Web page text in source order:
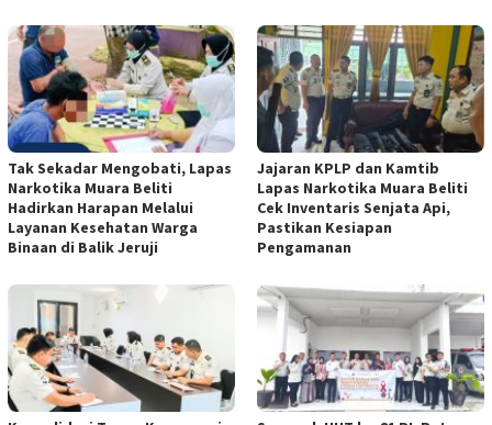
Tak Sekadar Mengobati, Lapas
Narkotika Muara Beliti
Hadirkan Harapan Melalui
Layanan Kesehatan Warga
Binaan di Balik Jeruji
Jajaran KPLP dan Kamtib
Lapas Narkotika Muara Beliti
Cek Inventaris Senjata Api,
Pastikan Kesiapan
Pengamanan